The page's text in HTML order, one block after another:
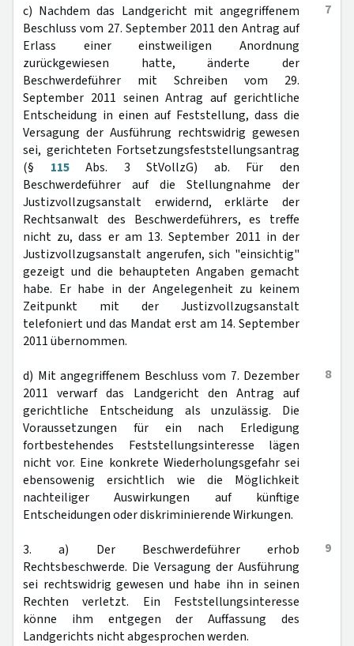
7
c) Nachdem das Landgericht mit angegriffenem
Beschluss vom 27. September 2011 den Antrag auf
Erlass einer einstweiligen Anordnung
zurückgewiesen hatte, änderte der
Beschwerdeführer mit Schreiben vom 29.
September 2011 seinen Antrag auf gerichtliche
Entscheidung in einen auf Feststellung, dass die
Versagung der Ausführung rechtswidrig gewesen
sei, gerichteten Fortsetzungsfeststellungsantrag
(§ 115Abs. 3 StVollzG) ab. Für den
Beschwerdeführer auf die Stellungnahme der
Justizvollzugsanstalt erwidernd, erklärte der
Rechtsanwalt des Beschwerdeführers, es treffe
nicht zu, dass er am 13. September 2011 in der
Justizvollzugsanstalt angerufen, sich "einsichtig"
gezeigt und die behaupteten Angaben gemacht
habe. Er habe in der Angelegenheit zu keinem
Zeitpunkt mit der Justizvollzugsanstalt
telefoniert und das Mandat erst am 14. September
2011 übernommen.
8
d) Mit angegriffenem Beschluss vom 7. Dezember
2011 verwarf das Landgericht den Antrag auf
gerichtliche Entscheidung als unzulässig. Die
Voraussetzungen für ein nach Erledigung
fortbestehendes Feststellungsinteresse lägen
nicht vor. Eine konkrete Wiederholungsgefahr sei
ebensowenig ersichtlich wie die Möglichkeit
nachteiliger Auswirkungen auf künftige
Entscheidungen oder diskriminierende Wirkungen.
9
3. a) Der Beschwerdeführer erhob
Rechtsbeschwerde. Die Versagung der Ausführung
sei rechtswidrig gewesen und habe ihn in seinen
Rechten verletzt. Ein Feststellungsinteresse
könne ihm entgegen der Auffassung des
Landgerichts nicht abgesprochen werden.